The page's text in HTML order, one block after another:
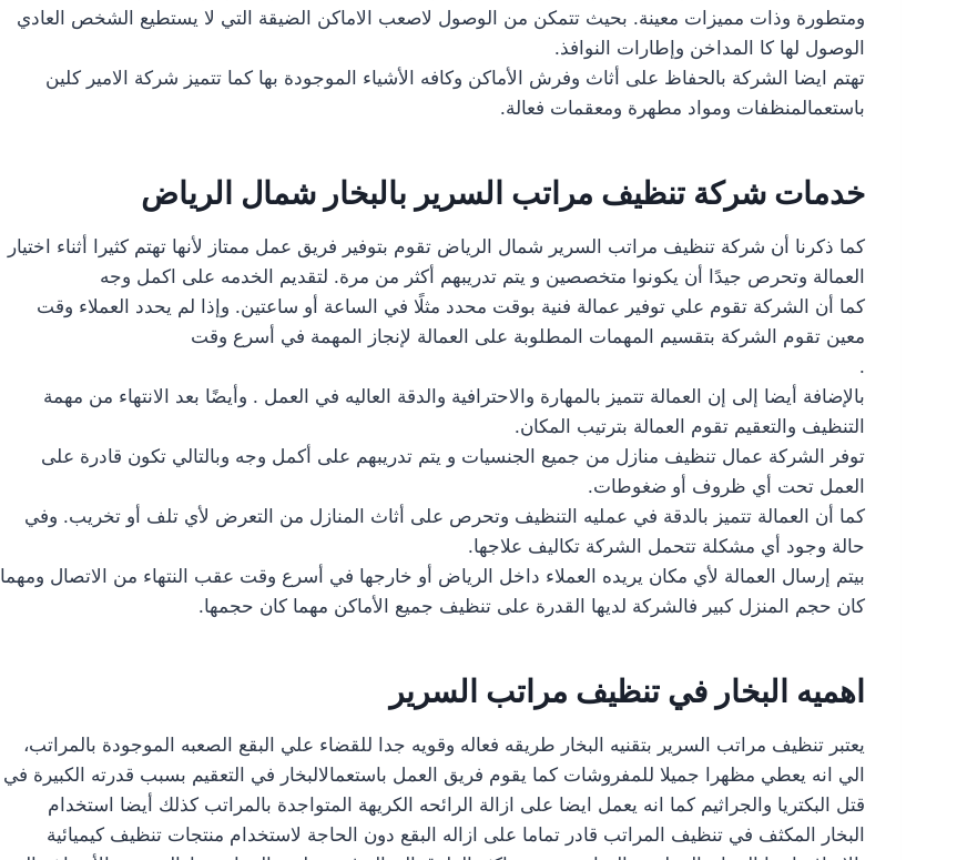
ومتطورة وذات مميزات معينة. بحيث تتمكن من الوصول لاصعب الاماكن الضيقة التي لا يستطيع الشخص العادي
الوصول لها كا المداخن وإطارات النوافذ.
تهتم ايضا الشركة بالحفاظ على أثاث وفرش الأماكن وكافه الأشياء الموجودة بها كما تتميز شركة الامير كلين
باستعمالمنظفات ومواد مطهرة ومعقمات فعالة.
خدمات شركة تنظيف مراتب السرير بالبخار شمال الرياض
كما ذكرنا أن شركة تنظيف مراتب السرير شمال الرياض تقوم بتوفير فريق عمل ممتاز لأنها تهتم كثيرا أثناء اختيار
العمالة وتحرص جيدًا أن يكونوا متخصصين و يتم تدريبهم أكثر من مرة. لتقديم الخدمه على اكمل وجه
كما أن الشركة تقوم علي توفير عمالة فنية بوقت محدد مثلًا في الساعة أو ساعتين. وإذا لم يحدد العملاء وقت
معين تقوم الشركة بتقسيم المهمات المطلوبة على العمالة لإنجاز المهمة في أسرع وقت
.
بالإضافة أيضا إلى إن العمالة تتميز بالمهارة والاحترافية والدقة العاليه في العمل . وأيضًا بعد الانتهاء من مهمة
التنظيف والتعقيم تقوم العمالة بترتيب المكان.
توفر الشركة عمال تنظيف منازل من جميع الجنسيات و يتم تدريبهم على أكمل وجه وبالتالي تكون قادرة على
العمل تحت أي ظروف أو ضغوطات.
كما أن العمالة تتميز بالدقة في عمليه التنظيف وتحرص على أثاث المنازل من التعرض لأي تلف أو تخريب. وفي
حالة وجود أي مشكلة تتحمل الشركة تكاليف علاجها.
بيتم إرسال العمالة لأي مكان يريده العملاء داخل الرياض أو خارجها في أسرع وقت عقب النتهاء من الاتصال ومهما
كان حجم المنزل كبير فالشركة لديها القدرة على تنظيف جميع الأماكن مهما كان حجمها.
اهميه البخار في تنظيف مراتب السرير
يعتبر تنظيف مراتب السرير بتقنيه البخار طريقه فعاله وقويه جدا للقضاء علي البقع الصعبه الموجودة بالمراتب،
الي انه يعطي مظهرا جميلا للمفروشات كما يقوم فريق العمل باستعمالالبخار في التعقيم بسبب قدرته الكبيرة في
قتل البكتريا والجراثيم كما انه يعمل ايضا على ازالة الرائحه الكريهة المتواجدة بالمراتب كذلك أيضا استخدام
البخار المكثف في تنظيف المراتب قادر تماما على ازاله البقع دون الحاجة لاستخدام منتجات تنظيف كيميائية